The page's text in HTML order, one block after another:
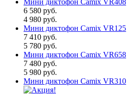
Мини диктофон Camix VR408
6 580 руб.
4 980 руб.
Мини диктофон Camix VR125
7 410 руб.
5 780 руб.
Мини диктофон Camix VR658
7 480 руб.
5 980 руб.
Мини диктофон Camix VR310